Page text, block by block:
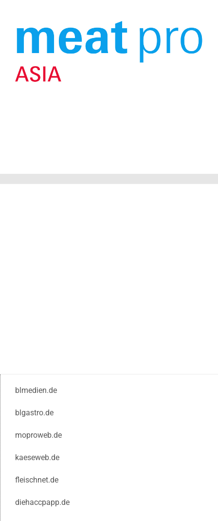
blmedien.de
blgastro.de
moproweb.de
kaeseweb.de
fleischnet.de
diehaccpapp.de